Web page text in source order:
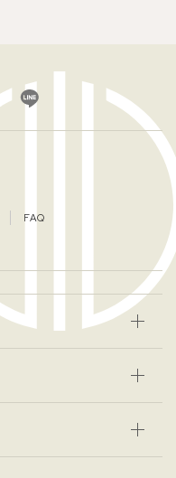
FAQ